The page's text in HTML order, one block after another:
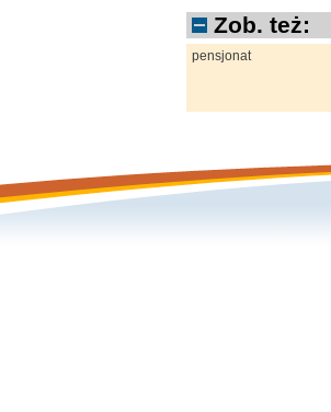
Zob. też:
pensjonat